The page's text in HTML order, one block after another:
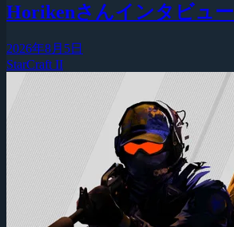
Horikenさんインタビュー
2026年8月5日
StarCraft II